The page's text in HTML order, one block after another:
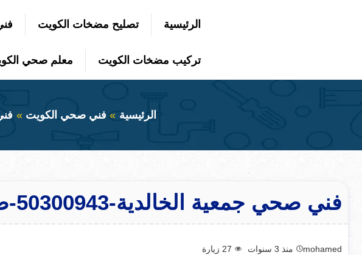
الرئيسية تصليح مضخات الكويت
تركيب مضخات الكويت معلم صحي الكويت ||50300943||أفضل
الرئيسية فني صحي الكويت فني
فني صحي جمعية الخالدية-50300943-صحي جمعية الخالدية
mohamed منذ 3 سنوات 27 زيارة